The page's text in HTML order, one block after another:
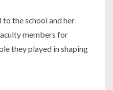
the school and her
members for
they played in shaping